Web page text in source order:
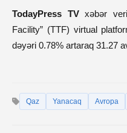
TodayPress TVxəbər
Facility” (TTF) virtual
dəyəri 0.78% artaraq 31.27
Qaz Yanacaq Avropa